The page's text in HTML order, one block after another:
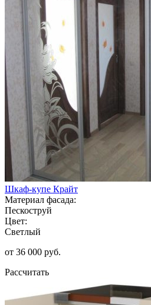
Шкаф-купе Крайт
Материал фасада:
Пескоструй
Цвет:
Светлый
от 36 000 руб.
Рассчитать